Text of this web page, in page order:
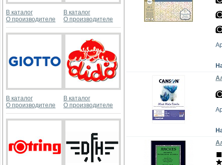
В каталог
О производителе
В каталог
О производителе
В каталог
О производителе
В каталог
О производителе